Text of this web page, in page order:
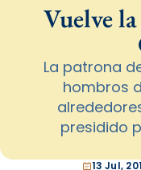
Vuelve
La patrona
hombros
presidido
13 Jul,